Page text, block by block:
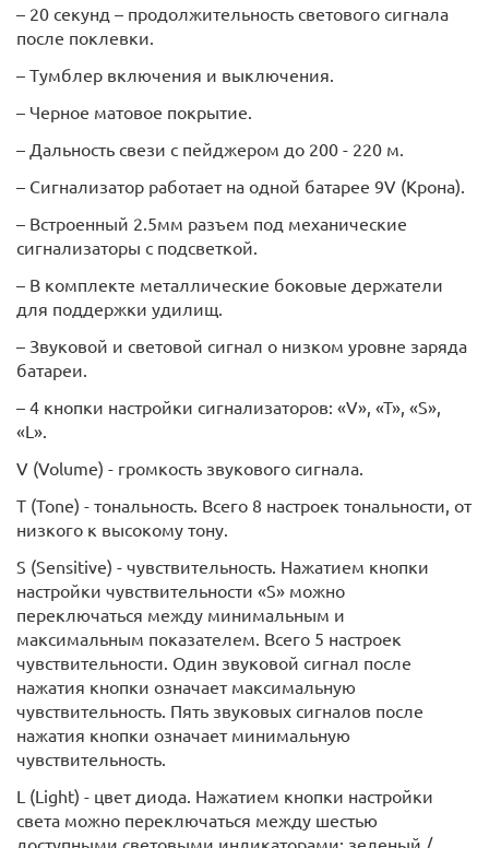
– 20 секунд – продолжительность светового сигнала
после поклевки.
– Тумблер включения и выключения.
– Черное матовое покрытие.
– Дальность свези с пейджером до 200 - 220 м.
– Сигнализатор работает на одной батарее 9V (Крона).
– Встроенный 2.5мм разъем под механические
сигнализаторы с подсветкой.
– В комплекте металлические боковые держатели
для поддержки удилищ.
– Звуковой и световой сигнал о низком уровне заряда
батареи.
– 4 кнопки настройки сигнализаторов: «V», «T», «S»,
«L».
V (Volume) - громкость звукового сигнала.
T (Tone) - тональность. Всего 8 настроек тональности, от
низкого к высокому тону.
S (Sensitive) - чувствительность. Нажатием кнопки
настройки чувствительности «S» можно
переключаться между минимальным и
максимальным показателем. Всего 5 настроек
чувствительности. Один звуковой сигнал после
нажатия кнопки означает максимальную
чувствительность. Пять звуковых сигналов после
нажатия кнопки означает минимальную
чувствительность.
L (Light) - цвет диода. Нажатием кнопки настройки
света можно переключаться между шестью
доступными световыми индикаторами: зеленый /